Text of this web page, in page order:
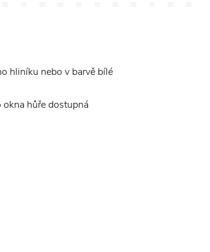
hliníku nebo v barvě bílé
hůře dostupná